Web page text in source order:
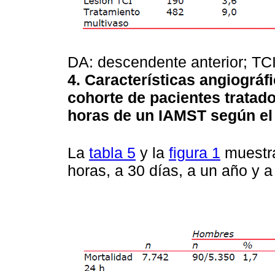
DA: descendente anterior;
4. Características
cohorte de pacientes
horas de un IAMST según
La tabla 5 y la figura 1
horas, a 30 días, a un año y